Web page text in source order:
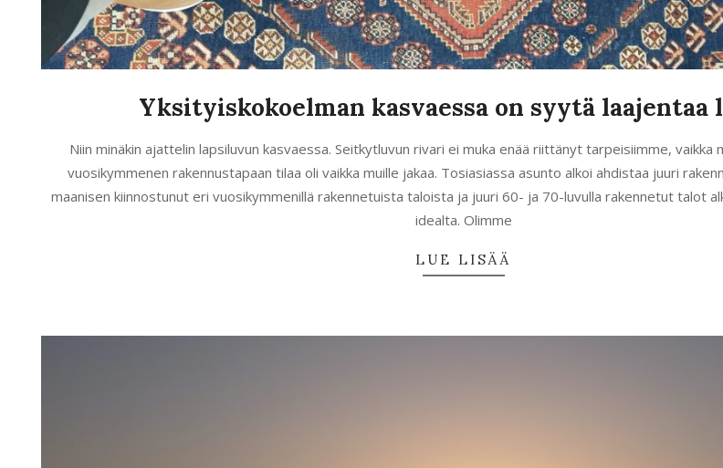
Yksityiskokoelman kasvaessa on syytä laajentaa
Niin minäkin ajattelin lapsiluvun kasvaessa. Seitkytluvun rivari ei muka enää riittänyt tarpeisiimme, vaikka
vuosikymmenen rakennustapaan tilaa oli vaikka muille jakaa. Tosiasiassa asunto alkoi ahdistaa juuri
maanisen kiinnostunut eri vuosikymmenillä rakennetuista taloista ja juuri 60- ja 70-luvulla rakennetut talot
idealta. Olimme
LUE LISÄÄ